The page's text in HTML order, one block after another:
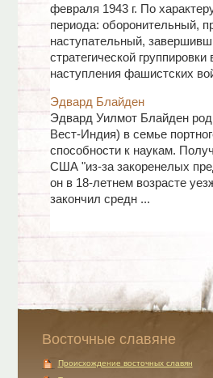
февраля 1943 г. По
периода: оборонительный,
наступательный,
стратегической
наступления фашистских
Эдвард Блайден
Эдвард Уилмот Блайден
Вест-Индия) в семье
способности к наукам.
США "из-за закоренелых
он в 18-летнем возрасте
закончил средн ...
Восточные славяне
Происхождение восточных славян